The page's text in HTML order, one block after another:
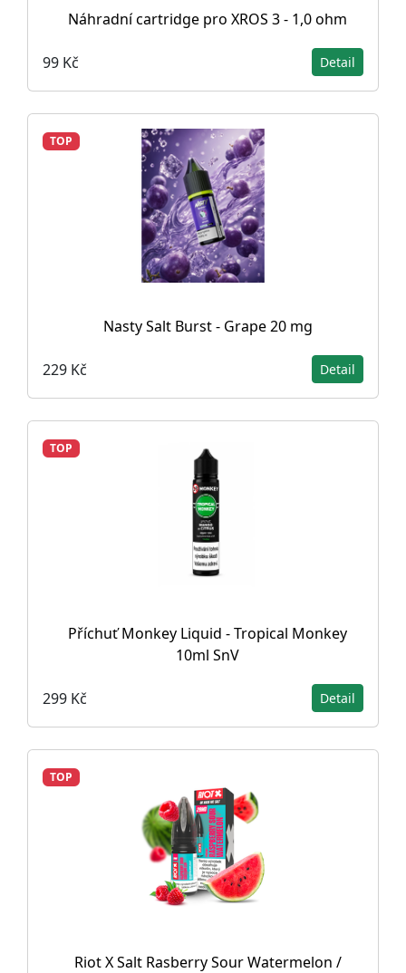
Náhradní cartridge pro XROS 3 - 1,0 ohm
99 Kč Detail
TOP
Nasty Salt Burst - Grape 20 mg
229 Kč Detail
TOP
Příchuť Monkey Liquid - Tropical Monkey
10ml SnV
299 Kč Detail
TOP
Riot X Salt Rasberry Sour Watermelon /